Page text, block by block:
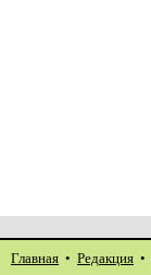
Главная • Редакция •